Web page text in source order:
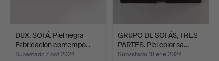
DUX, SOFÁ. Piel negra
Fabricación contempo…
Subastado 7 oct 2024
GRUPO DE SOFÁS, TRES
PARTES. Piel color sa…
Subastado 10 ene 2024